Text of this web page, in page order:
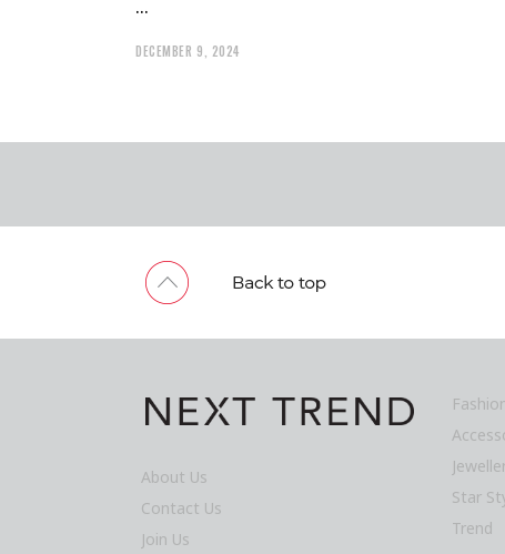
DECEMBER 9, 2024
About Us
Contact Us
Join Us
Star
Trend